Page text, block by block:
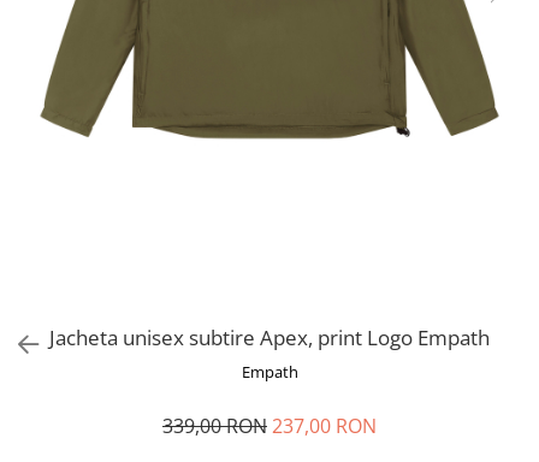
Jacheta unisex subtire Apex, print Logo Empath
Empath
339,00 RON237,00 RON